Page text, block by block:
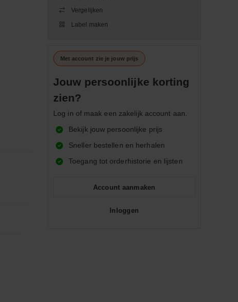
Vergelijken
Label maken
Met account zie je jouw prijs
Jouw persoonlijke korting
zien?
Log in of maak een zakelijk account aan.
Bekijk jouw persoonlijke prijs
Sneller bestellen en herhalen
Toegang tot orderhistorie en lijsten
Account aanmaken
Inloggen